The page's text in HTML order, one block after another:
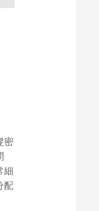
密
細
配